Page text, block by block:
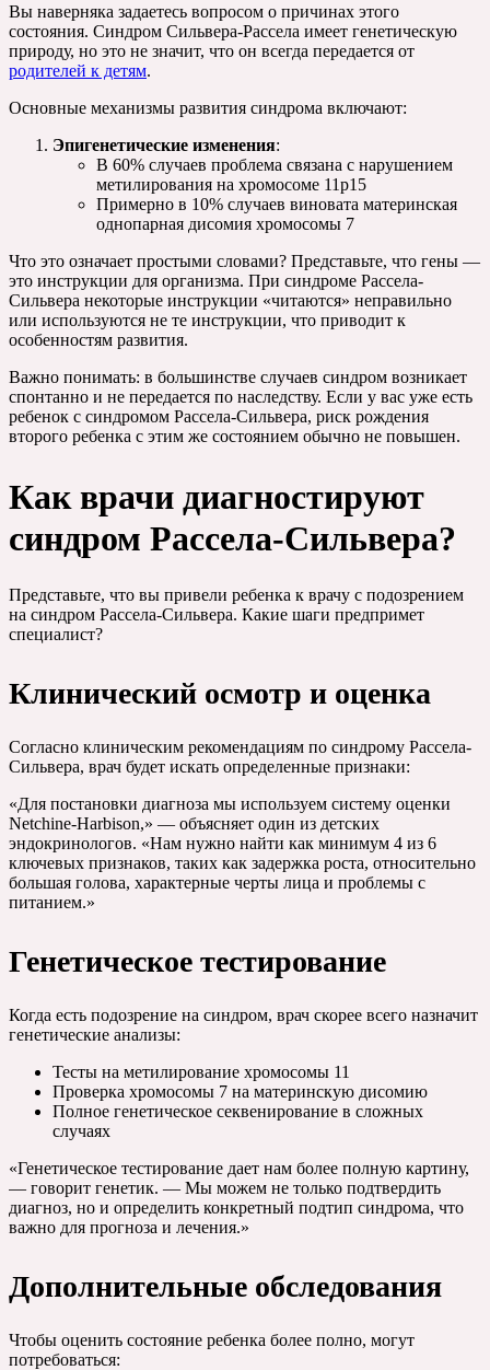
Вы наверняка задаетесь вопросом о причинах этого
состояния. Синдром Сильвера-Рассела имеет генетическую
природу, но это не значит, что он всегда передается от
родителей к детям.
Основные механизмы развития синдрома включают:
Эпигенетические изменения:
В 60% случаев проблема связана с нарушением
метилирования на хромосоме 11p15
Примерно в 10% случаев виновата материнская
однопарная дисомия хромосомы 7
Что это означает простыми словами? Представьте, что гены —
это инструкции для организма. При синдроме Рассела-
Сильвера некоторые инструкции «читаются» неправильно
или используются не те инструкции, что приводит к
особенностям развития.
Важно понимать: в большинстве случаев синдром возникает
спонтанно и не передается по наследству. Если у вас уже есть
ребенок с синдромом Рассела-Сильвера, риск рождения
второго ребенка с этим же состоянием обычно не повышен.
Как врачи диагностируют
синдром Рассела-Сильвера?
Представьте, что вы привели ребенка к врачу с подозрением
на синдром Рассела-Сильвера. Какие шаги предпримет
специалист?
Клинический осмотр и оценка
Согласно клиническим рекомендациям по синдрому Рассела-
Сильвера, врач будет искать определенные признаки:
«Для постановки диагноза мы используем систему оценки
Netchine-Harbison,» — объясняет один из детских
эндокринологов. «Нам нужно найти как минимум 4 из 6
ключевых признаков, таких как задержка роста, относительно
большая голова, характерные черты лица и проблемы с
питанием.»
Генетическое тестирование
Когда есть подозрение на синдром, врач скорее всего назначит
генетические анализы:
Тесты на метилирование хромосомы 11
Проверка хромосомы 7 на материнскую дисомию
Полное генетическое секвенирование в сложных
случаях
«Генетическое тестирование дает нам более полную картину,
— говорит генетик. — Мы можем не только подтвердить
диагноз, но и определить конкретный подтип синдрома, что
важно для прогноза и лечения.»
Дополнительные обследования
Чтобы оценить состояние ребенка более полно, могут
потребоваться: